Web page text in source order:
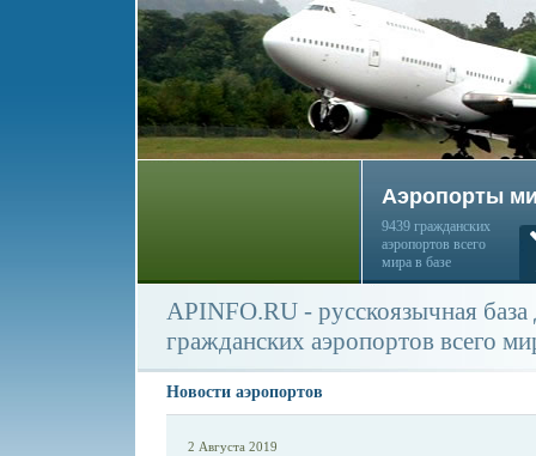
Аэропорты
9439 гражданских
аэропортов всего
мира в базе
APINFO.RU - русскоязычная
гражданских аэропортов всего
Новости аэропортов
2 Августа 2019